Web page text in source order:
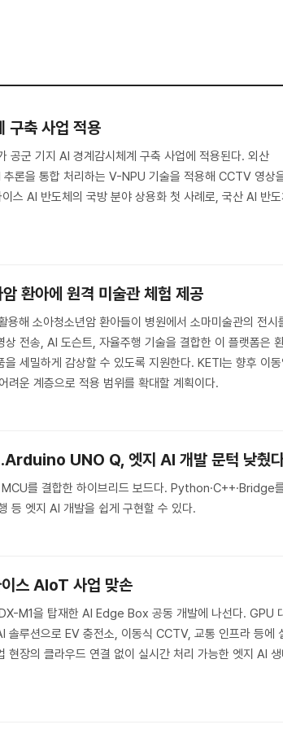
구축 사업 적용
공군 기지 AI 경계감시체계 구축 사업에 적용된다. 외산
론을 통합 처리하는 V-NPU 기술을 적용해 CCTV 영상
스 AI 반도체의 국방 분야 상용화 첫 사례로, 국산 AI 반도
환아에 원격 미술관 체험 제공
해 소아청소년암 환아들이 병원에서 소마미술관의 전시
전송, AI 도슨트, 자율주행 기술을 결합한 이 플랫폼은
세밀하게 감상할 수 있도록 지원한다. KETI는 향후 이
려운 계층으로 적용 범위를 확대할 계획이다.
UNO Q, 엣지 AI 개발 문턱 낮췄
를 결합한 하이브리드 보드다. Python·C++·Bridge
등 엣지 AI 개발을 쉽게 구현할 수 있다.
이스 AIoT 사업 맞손
M1을 탑재한 AI Edge Box 공동 개발에 나선다. GPU
솔루션으로 EV 충전소, 이동식 CCTV, 교통 인프라 등에
현장의 클라우드 연결 없이 실시간 처리 가능한 엣지 AI 생